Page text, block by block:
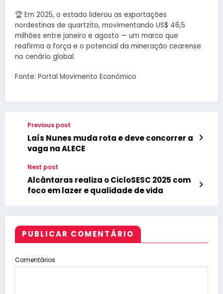
🏆 Em 2025, o estado liderou as exportações
nordestinas de quartzito, movimentando US$ 46,5
milhões entre janeiro e agosto — um marco que
reafirma a força e o potencial da mineração cearense
no cenário global.
Fonte: Portal Movimento Econômico
Previous post
Laís Nunes muda rota e deve concorrer a
vaga na ALECE
Next post
Alcântaras realiza o CicloSESC 2025 com
foco em lazer e qualidade de vida
PUBLICAR COMENTÁRIO
Comentários